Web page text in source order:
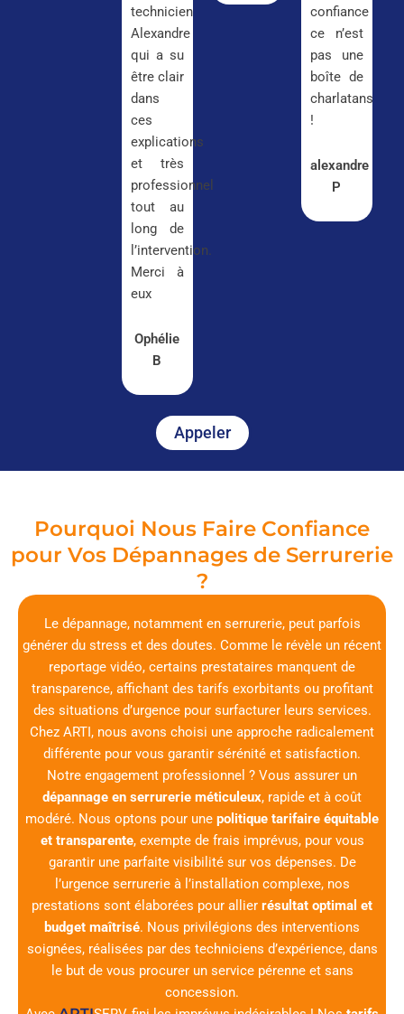
technicien
Alexandre
qui a su
être clair
dans
ces
explications
et très
professionnel
tout au
long de
l’intervention.
Merci à
eux
Ophélie
B
confiance
ce n’est
pas une
boîte de
charlatans
!
alexandre
P
Appeler
Pourquoi Nous Faire Confiance
pour Vos Dépannages de Serrurerie
?
Le dépannage, notamment en serrurerie, peut parfois
générer du stress et des doutes. Comme le révèle un récent
reportage vidéo, certains prestataires manquent de
transparence, affichant des tarifs exorbitants ou profitant
des situations d’urgence pour surfacturer leurs services.
Chez ARTI, nous avons choisi une approche radicalement
différente pour vous garantir sérénité et satisfaction.
Notre engagement professionnel ? Vous assurer un
dépannage en serrurerie méticuleux, rapide et à coût
modéré. Nous optons pour une politique tarifaire équitable
et transparente, exempte de frais imprévus, pour vous
garantir une parfaite visibilité sur vos dépenses. De
l’urgence serrurerie à l’installation complexe, nos
prestations sont élaborées pour allier résultat optimal et
budget maîtrisé. Nous privilégions des interventions
soignées, réalisées par des techniciens d’expérience, dans
le but de vous procurer un service pérenne et sans
concession.